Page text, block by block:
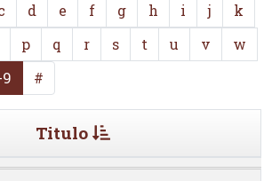
d e f g h i j
k
p q r s t u v
w
#
Titulo